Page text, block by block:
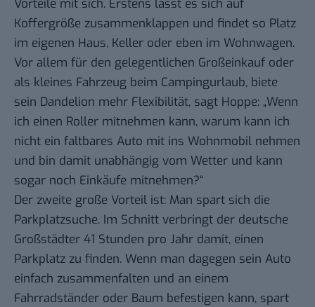
Vorteile mit sich. Erstens lässt es sich auf
Koffergröße zusammenklappen und findet so Platz
im eigenen Haus, Keller oder eben im Wohnwagen.
Vor allem für den gelegentlichen Großeinkauf oder
als kleines Fahrzeug beim Campingurlaub, biete
sein Dandelion mehr Flexibilität, sagt Hoppe: „Wenn
ich einen Roller mitnehmen kann, warum kann ich
nicht ein faltbares Auto mit ins Wohnmobil nehmen
und bin damit unabhängig vom Wetter und kann
sogar noch Einkäufe mitnehmen?“
Der zweite große Vorteil ist: Man spart sich die
Parkplatzsuche. Im Schnitt verbringt der deutsche
Großstädter 41 Stunden pro Jahr damit, einen
Parkplatz zu finden. Wenn man dagegen sein Auto
einfach zusammenfalten und an einem
Fahrradständer oder Baum befestigen kann, spart